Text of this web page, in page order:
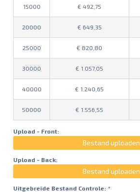
15000 492,75
20000 649,35
25000 820,80
30000 1.057,05
40000 1.240,65
50000 1.556,55
Upload - Front:
Bestand uploaden
Upload - Back:
Bestand uploaden
Uitgebreide Bestand Controle: *